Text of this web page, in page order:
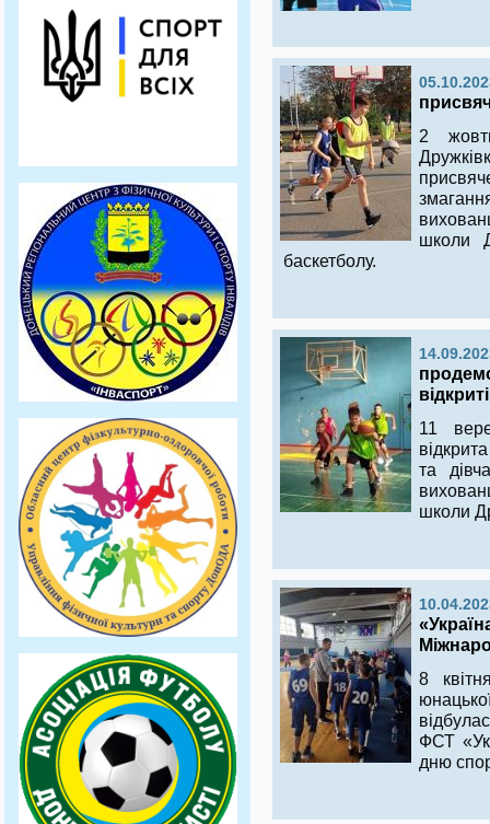
2
школи
баскетболу.
11
та
школи
8
ФСТ
дню